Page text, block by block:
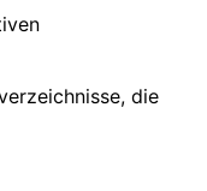
die